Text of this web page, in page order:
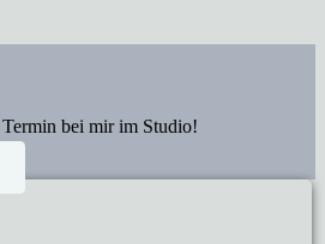
bei mir im Studio!